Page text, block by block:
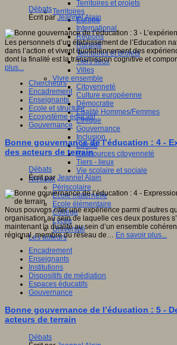
Territoires et projets
Territoires
Europe
International
Régions
Ruralité
Territoires et projets
Tiers lieux
Villes
Vivre ensemble
Citoyenneté
Culture européenne
Démocratie
Egalité Hommes/Femmes
Ethique
Gouvernance
Inclusion
Laïcité
Ressources citoyenneté
Tiers - lieux
Vie scolaire et sociale
Niveaux
Périscolaire
Ecole maternelle
Ecole élémentaire
Collège
Lycée
Université
Les auteurs
Débats
Écrit parJeannel Alain
Les personnels d’un établissement de l’Education
dans l’action et vivent quotidiennement des
dont la finalité est la transmission cognitive et
plus...
Chercheurs
Encadrement
Enseignants
Ecole et structure
Ecosystème éducatif
Gouvernance
Bonne gouvernance de l’éducation : 4 -
des acteurs de terrain
Débats
Écrit par Jeannel Alain
Nous pouvons citer une expérience parmi d’autres
organisation au sein de laquelle ces deux postures
maintenant la dualité au sein d’un ensemble
régional, membre du réseau de… En savoir plus...
Encadrement
Enseignants
Institutions
Dispositifs de médiation
Espaces éducatifs
Gouvernance
Bonne gouvernance de l’éducation : 5 -
acteurs de terrain
Débats